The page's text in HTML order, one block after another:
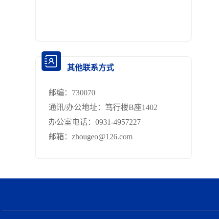
其他联系方式
邮编： 730070
通讯/办公地址： 笃行楼B座1402
办公室电话： 0931-4957227
邮箱： zhougeo@126.com